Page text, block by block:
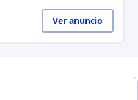
Ver anuncio